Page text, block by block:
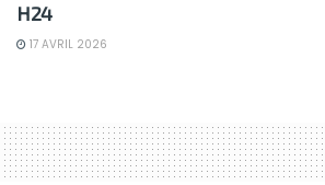
H24
17 AVRIL 2026